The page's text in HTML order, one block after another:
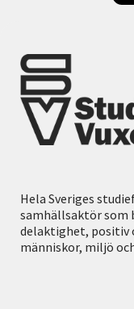
Hela Sveriges
samhällsaktör som
delaktighet, positiv
människor, miljö